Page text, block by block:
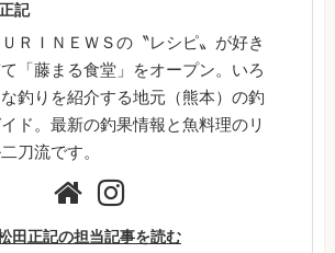
記
ＵＲＩＮＥＷＳの〝レシピ〟が好き
「藤まる食堂」をオープン。いろ
釣りを紹介する地元（熊本）の釣
ド。最新の釣果情報と魚料理のリ
刀流です。
田正記の担当記事を読む